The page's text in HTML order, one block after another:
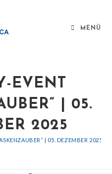
MENÜ
EVENT
| 05.
2025
| 05. DEZEMBER 2025